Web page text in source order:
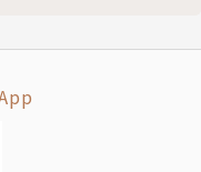
感动他人。